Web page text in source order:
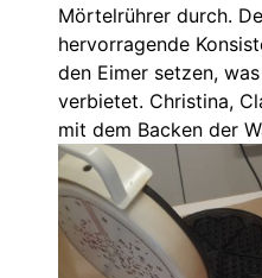
Mörtelrührer durch.
hervorragende
den Eimer setzen,
verbietet. Christina,
mit dem Backen der